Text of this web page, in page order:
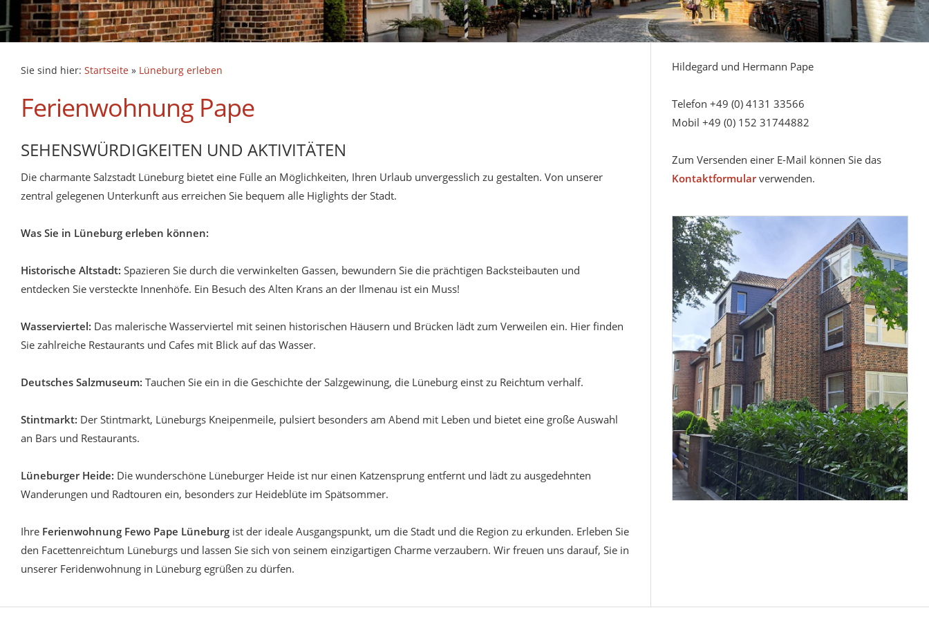
Sie sind hier: Startseite » Lüneburg erleben
Ferienwohnung Pape
SEHENSWÜRDIGKEITEN UND AKTIVITÄTEN
Die charmante Salzstadt Lüneburg bietet eine Fülle an Möglichkeiten, Ihren Urlaub unvergesslich zu gestalten. Von unserer
zentral gelegenen Unterkunft aus erreichen Sie bequem alle Higlights der Stadt.
Was Sie in Lüneburg erleben können:
Historische Altstadt: Spazieren Sie durch die verwinkelten Gassen, bewundern Sie die prächtigen Backsteibauten und
entdecken Sie versteckte Innenhöfe. Ein Besuch des Alten Krans an der Ilmenau ist ein Muss!
Wasserviertel: Das malerische Wasserviertel mit seinen historischen Häusern und Brücken lädt zum Verweilen ein. Hier finden
Sie zahlreiche Restaurants und Cafes mit Blick auf das Wasser.
Deutsches Salzmuseum: Tauchen Sie ein in die Geschichte der Salzgewinung, die Lüneburg einst zu Reichtum verhalf.
Stintmarkt: Der Stintmarkt, Lüneburgs Kneipenmeile, pulsiert besonders am Abend mit Leben und bietet eine große Auswahl
an Bars und Restaurants.
Lüneburger Heide: Die wunderschöne Lüneburger Heide ist nur einen Katzensprung entfernt und lädt zu ausgedehnten
Wanderungen und Radtouren ein, besonders zur Heideblüte im Spätsommer.
Ihre Ferienwohnung Fewo Pape Lüneburg ist der ideale Ausgangspunkt, um die Stadt und die Region zu erkunden. Erleben Sie
den Facettenreichtum Lüneburgs und lassen Sie sich von seinem einzigartigen Charme verzaubern. Wir freuen uns darauf, Sie in
unserer Feridenwohnung in Lüneburg egrüßen zu dürfen.
Hildegard und Hermann Pape
Telefon +49 (0) 4131 33566
Mobil +49 (0) 152 31744882
Zum Versenden einer E-Mail können Sie das
Kontaktformularverwenden.